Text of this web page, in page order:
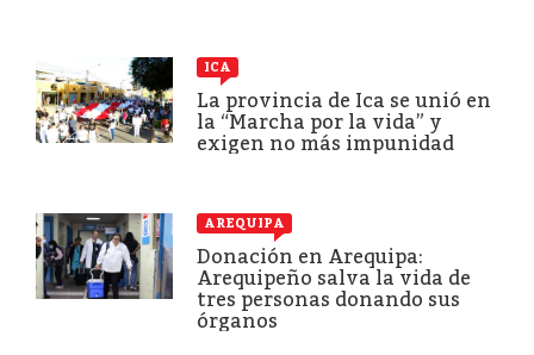
ICA
La provincia de Ica se unió en
la “Marcha por la vida” y
exigen no más impunidad
AREQUIPA
Donación en Arequipa:
Arequipeño salva la vida de
tres personas donando sus
órganos